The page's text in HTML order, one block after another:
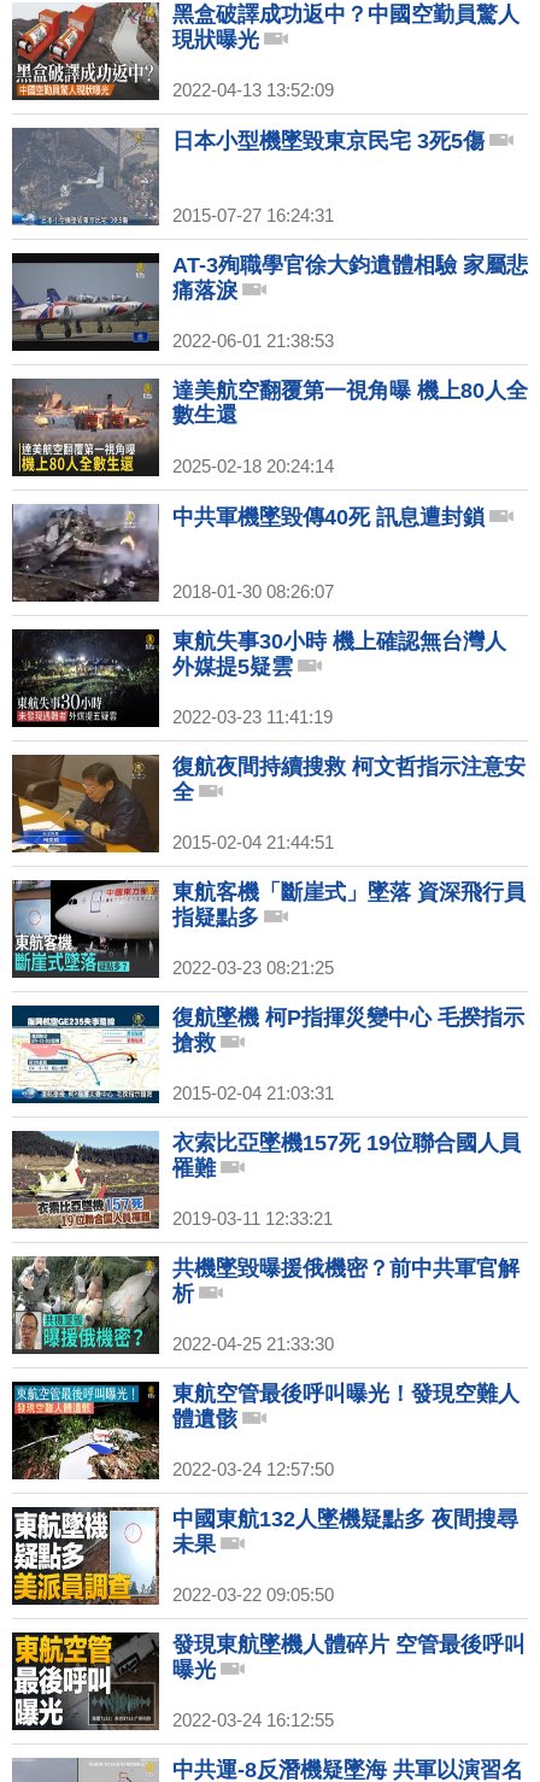
黑盒破譯成功返中？中國空勤員驚人
現狀曝光
2022-04-13 13:52:09
日本小型機墜毀東京民宅 3死5傷
2015-07-27 16:24:31
AT-3殉職學官徐大鈞遺體相驗 家屬悲
痛落淚
2022-06-01 21:38:53
達美航空翻覆第一視角曝 機上80人全
數生還
2025-02-18 20:24:14
中共軍機墜毀傳40死 訊息遭封鎖
2018-01-30 08:26:07
東航失事30小時 機上確認無台灣人
外媒提5疑雲
2022-03-23 11:41:19
復航夜間持續搜救 柯文哲指示注意安
全
2015-02-04 21:44:51
東航客機「斷崖式」墜落 資深飛行員
指疑點多
2022-03-23 08:21:25
復航墜機 柯P指揮災變中心 毛揆指示
搶救
2015-02-04 21:03:31
衣索比亞墜機157死 19位聯合國人員
罹難
2019-03-11 12:33:21
共機墜毀曝援俄機密？前中共軍官解
析
2022-04-25 21:33:30
東航空管最後呼叫曝光！發現空難人
體遺骸
2022-03-24 12:57:50
中國東航132人墜機疑點多 夜間搜尋
未果
2022-03-22 09:05:50
發現東航墜機人體碎片 空管最後呼叫
曝光
2022-03-24 16:12:55
中共運-8反潛機疑墜海 共軍以演習名